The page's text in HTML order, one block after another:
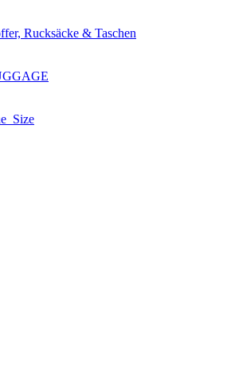
Rucksäcke & Taschen